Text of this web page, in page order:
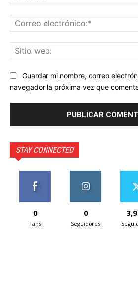
Guardar mi nombre, correo
navegador la próxima vez que
STAY CONNECTED
0
Fans
0
Seguidores